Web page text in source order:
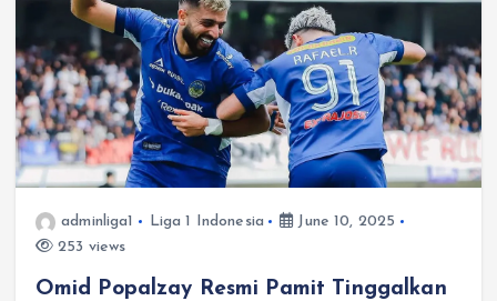
adminliga1 Liga 1 Indonesia
June 10, 2025
253 views
Omid Popalzay Resmi Pamit Tinggalkan